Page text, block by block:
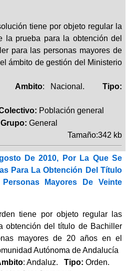
tiene por objeto regular la
la prueba para la obtención del
para las personas mayores de
ámbito de gestión del Ministerio
Ambito: Nacional.Tipo:
Población general
General
Tamaño:342 kb
De 2010, Por La Que Se
Para La Obtención Del Título
Mayores De Veinte
tiene por objeto regular las
obtención del título de Bachiller
mayores de 20 años en el
Autónoma de Andalucía
: Andaluz. Tipo: Orden.